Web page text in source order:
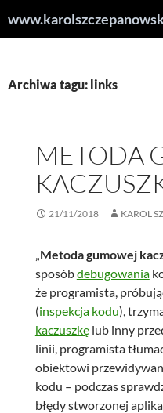
do
Archiwa tagu: links
METODA
21/11/2018 KAROL
„Metoda gumowej
sposóbdebugowania
że programista,
(inspekcja kodu),
kaczuszkęlub inny
linii, programista
obiektowi
kodu – podczas
błędy stworzonej